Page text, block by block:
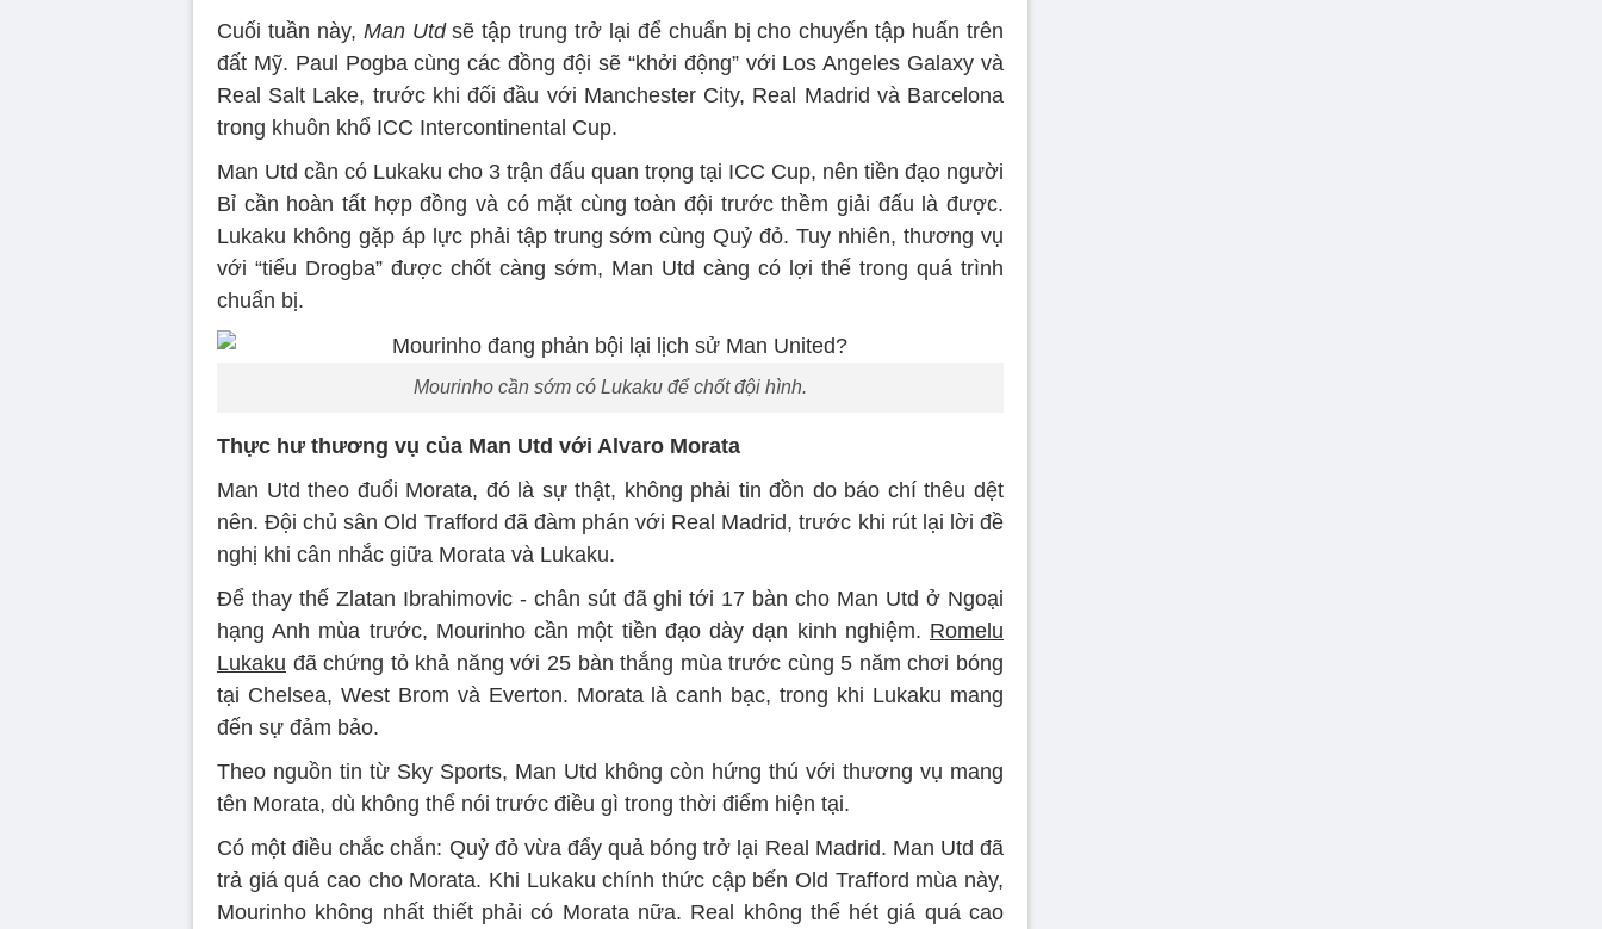
Cuối tuần này, Man Utdsẽ tập trung trở lại để chuẩn bị cho chuyến tập huấn trên
đất Mỹ. Paul Pogba cùng các đồng đội sẽ “khởi động” với Los Angeles Galaxy và
Real Salt Lake, trước khi đối đầu với Manchester City, Real Madrid và Barcelona
trong khuôn khổ ICC Intercontinental Cup.
Man Utd cần có Lukaku cho 3 trận đấu quan trọng tại ICC Cup, nên tiền đạo người
Bỉ cần hoàn tất hợp đồng và có mặt cùng toàn đội trước thềm giải đấu là được.
Lukaku không gặp áp lực phải tập trung sớm cùng Quỷ đỏ. Tuy nhiên, thương vụ
với “tiểu Drogba” được chốt càng sớm, Man Utd càng có lợi thế trong quá trình
chuẩn bị.
Mourinho cần sớm có Lukaku để chốt đội hình.
Thực hư thương vụ của Man Utd với Alvaro Morata
Man Utd theo đuổi Morata, đó là sự thật, không phải tin đồn do báo chí thêu dệt
nên. Đội chủ sân Old Trafford đã đàm phán với Real Madrid, trước khi rút lại lời đề
nghị khi cân nhắc giữa Morata và Lukaku.
Để thay thế Zlatan Ibrahimovic - chân sút đã ghi tới 17 bàn cho Man Utd ở Ngoại
hạng Anh mùa trước, Mourinho cần một tiền đạo dày dạn kinh nghiệm. Romelu
Lukaku đã chứng tỏ khả năng với 25 bàn thắng mùa trước cùng 5 năm chơi bóng
tại Chelsea, West Brom và Everton. Morata là canh bạc, trong khi Lukaku mang
đến sự đảm bảo.
Theo nguồn tin từ Sky Sports, Man Utd không còn hứng thú với thương vụ mang
tên Morata, dù không thể nói trước điều gì trong thời điểm hiện tại.
Có một điều chắc chắn: Quỷ đỏ vừa đẩy quả bóng trở lại Real Madrid. Man Utd đã
trả giá quá cao cho Morata. Khi Lukaku chính thức cập bến Old Trafford mùa này,
Mourinho không nhất thiết phải có Morata nữa. Real không thể hét giá quá cao